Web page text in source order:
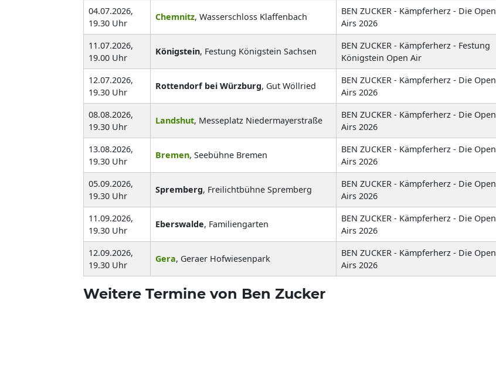
04.07.2026,
19.30 Uhr
Chemnitz, Wasserschloss Klaffenbach
BEN ZUCKER - Kämpferherz - Die Open
Airs 2026
11.07.2026,
19.00 Uhr
Königstein, Festung Königstein Sachsen
BEN ZUCKER - Kämpferherz - Festung
Königstein Open Air
12.07.2026,
19.30 Uhr
Rottendorf bei Würzburg, Gut Wöllried
BEN ZUCKER - Kämpferherz - Die Open
Airs 2026
08.08.2026,
19.30 Uhr
Landshut, Messeplatz Niedermayerstraße
BEN ZUCKER - Kämpferherz - Die Open
Airs 2026
13.08.2026,
19.30 Uhr
Bremen, Seebühne Bremen
BEN ZUCKER - Kämpferherz - Die Open
Airs 2026
05.09.2026,
19.30 Uhr
Spremberg, Freilichtbühne Spremberg
BEN ZUCKER - Kämpferherz - Die Open
Airs 2026
11.09.2026,
19.30 Uhr
Eberswalde, Familiengarten
BEN ZUCKER - Kämpferherz - Die Open
Airs 2026
12.09.2026,
19.30 Uhr
Gera, Geraer Hofwiesenpark
BEN ZUCKER - Kämpferherz - Die Open
Airs 2026
Weitere Termine von Ben Zucker